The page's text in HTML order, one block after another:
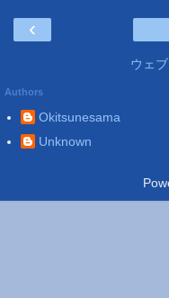
‹
ウェ
Authors
Okitsunesama
Unknown